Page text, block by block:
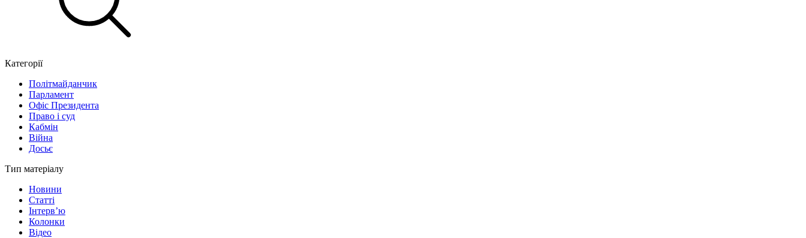
Категорії
Політмайданчик
Парламент
Офіс Президента
Право і суд
Кабмін
Війна
Досьє
Тип матеріалу
Новини
Статті
Інтерв’ю
Колонки
Відео